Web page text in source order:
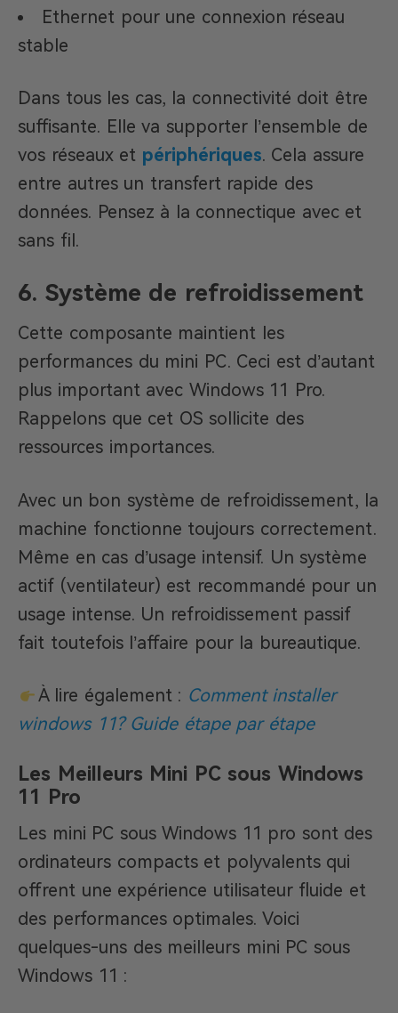
Ethernet pour une connexion réseau
stable
Dans tous les cas, la connectivité doit être
suffisante. Elle va supporter l’ensemble de
vos réseaux et périphériques. Cela assure
entre autres un transfert rapide des
données. Pensez à la connectique avec et
sans fil.
6. Système de refroidissement
Cette composante maintient les
performances du mini PC. Ceci est d’autant
plus important avec Windows 11 Pro.
Rappelons que cet OS sollicite des
ressources importances.
Avec un bon système de refroidissement, la
machine fonctionne toujours correctement.
Même en cas d’usage intensif. Un système
actif (ventilateur) est recommandé pour un
usage intense. Un refroidissement passif
fait toutefois l’affaire pour la bureautique.
À lire également : Comment installer
windows 11? Guide étape par étape
Les Meilleurs Mini PC sous Windows
11 Pro
Les mini PC sous Windows 11 pro sont des
ordinateurs compacts et polyvalents qui
offrent une expérience utilisateur fluide et
des performances optimales. Voici
quelques-uns des meilleurs mini PC sous
Windows 11 :